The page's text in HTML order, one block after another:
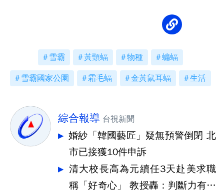
雪霸 黃頸蝠 物種 蝙蝠
雪霸國家公園 霜毛蝠 金黃鼠耳蝠 生活
綜合報導 台視新聞
婚紗「韓國藝匠」疑無預警倒閉 北
市已接獲10件申訴
清大校長高為元續任3天赴美求職
稱「好奇心」 教授轟：判斷力有問